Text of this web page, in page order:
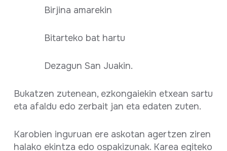
Birjina amarekin
Bitarteko bat hartu
Dezagun San Juakin.
Bukatzen zutenean, ezkongaiekin etxean sartu
eta afaldu edo zerbait jan eta edaten zuten.
Karobien inguruan ere askotan agertzen ziren
halako ekintza edo ospakizunak. Karea egiteko